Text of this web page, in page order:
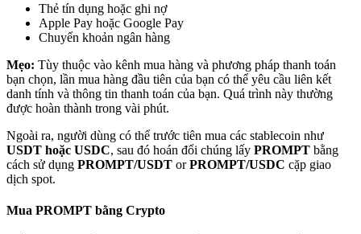
Đối tác Bitrue
Đối tác Bitrue
Lên đến 65% hoa hồng!
Thẻ tín dụng hoặc ghi nợ
Apple Pay hoặc Google Pay
Chuyển khoản ngân hàng
Mẹo: Tùy thuộc vào kênh mua hàng và phương pháp thanh toán
bạn chọn, lần mua hàng đầu tiên của bạn có thể yêu cầu liên kết
danh tính và thông tin thanh toán của bạn. Quá trình này thường
được hoàn thành trong vài phút.
Ngoài ra, người dùng có thể trước tiên mua các stablecoin như
USDT hoặc USDC, sau đó hoán đổi chúng lấy PROMPT bằng
cách sử dụng PROMPT/USDT orPROMPT/USDC cặp giao
dịch spot.
Mua PROMPT bằng Crypto